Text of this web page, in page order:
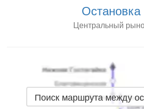
Остановка
Центральный
Поиск маршрута между